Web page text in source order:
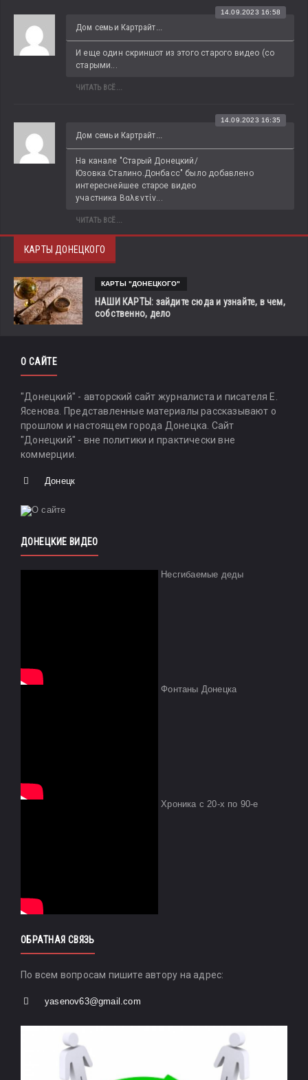
Дом семьи Картрайт...
14.09.2023 16:58
И еще один скриншот из этого старого видео (со
старыми...
ЧИТАТЬ ВСЁ...
Дом семьи Картрайт...
14.09.2023 16:35
На канале "Старый Донецкий/
Юзовка.Сталино.Донбасс" было добавлено
интереснейшее старое видео
участника Βαλεντίν...
ЧИТАТЬ ВСЁ...
КАРТЫ ДОНЕЦКОГО
КАРТЫ "ДОНЕЦКОГО"
НАШИ КАРТЫ: зайдите сюда и узнайте, в чем,
собственно, дело
О САЙТЕ
"Донецкий" - авторский сайт журналиста и писателя Е.
Ясенова. Представленные материалы рассказывают о
прошлом и настоящем города Донецка. Сайт
"Донецкий" - вне политики и практически вне
коммерции.
Донецк
ДОНЕЦКИЕ ВИДЕО
Несгибаемые деды
Фонтаны Донецка
Хроника с 20-х по 90-е
ОБРАТНАЯ СВЯЗЬ
По всем вопросам пишите автору на адрес:
yasenov63@gmail.com